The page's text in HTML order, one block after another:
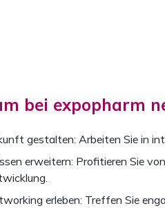
bei expopharm
gestalten: Arbeiten Sie in
erweitern: Profitieren Sie
erleben: Treffen Sie